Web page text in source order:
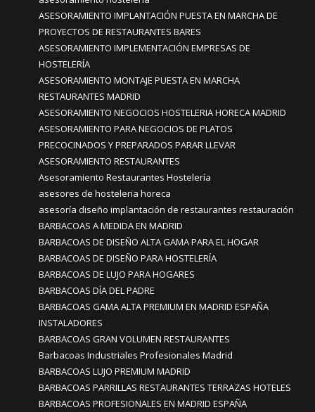
ASESORAMIENTO IMPLANTACIÓN PUESTA EN MARCHA DE
PROYECTOS DE RESTAURANTES BARES
ASESORAMIENTO IMPLEMENTACIÓN EMPRESAS DE
HOSTELERÍA
ASESORAMIENTO MONTAJE PUESTA EN MARCHA
RESTAURANTES MADRID
ASESORAMIENTO NEGOCIOS HOSTELERIA HORECA MADRID
ASESORAMIENTO PARA NEGOCIOS DE PLATOS
PRECOCINADOS Y PREPARADOS PARAR LLEVAR
ASESORAMIENTO RESTAURANTES
Asesoramiento Restaurantes Hostelería
asesores de hosteleria horeca
asesoría diseño implantación de restaurantes restauración
BARBACOAS A MEDIDA EN MADRID
BARBACOAS DE DISEÑO ALTA GAMA PARA EL HOGAR
BARBACOAS DE DISEÑO PARA HOSTELERÍA
BARBACOAS DE LUJO PARA HOGARES
BARBACOAS DÍA DEL PADRE
BARBACOAS GAMA ALTA PREMIUM EN MADRID ESPAÑA
INSTALADORES
BARBACOAS GRAN VOLUMEN RESTAURANTES
Barbacoas Industriales Profesionales Madrid
BARBACOAS LUJO PREMIUM MADRID
BARBACOAS PARRILLAS RESTAURANTES TERRAZAS HOTELES
BARBACOAS PROFESIONALES EN MADRID ESPAÑA